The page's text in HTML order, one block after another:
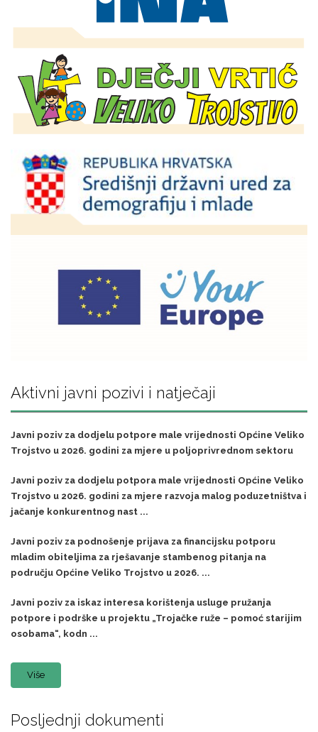
Aktivni javni pozivi i natječaji
Javni poziv za dodjelu potpore male vrijednosti Općine Veliko
Trojstvo u 2026. godini za mjere u poljoprivrednom sektoru
Javni poziv za dodjelu potpora male vrijednosti Općine Veliko
Trojstvo u 2026. godini za mjere razvoja malog poduzetništva i
jačanje konkurentnog nast ...
Javni poziv za podnošenje prijava za financijsku potporu
mladim obiteljima za rješavanje stambenog pitanja na
području Općine Veliko Trojstvo u 2026. ...
Javni poziv za iskaz interesa korištenja usluge pružanja
potpore i podrške u projektu „Trojačke ruže – pomoć starijim
osobama“, kodn ...
Više
Posljednji dokumenti